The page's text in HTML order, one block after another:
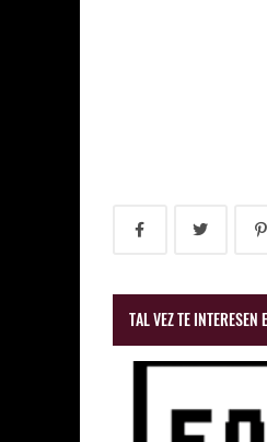
TAL VEZ TE INTERESEN